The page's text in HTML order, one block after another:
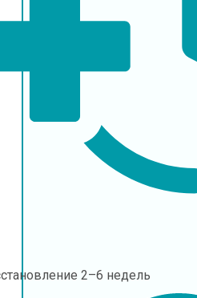
2–6 недель